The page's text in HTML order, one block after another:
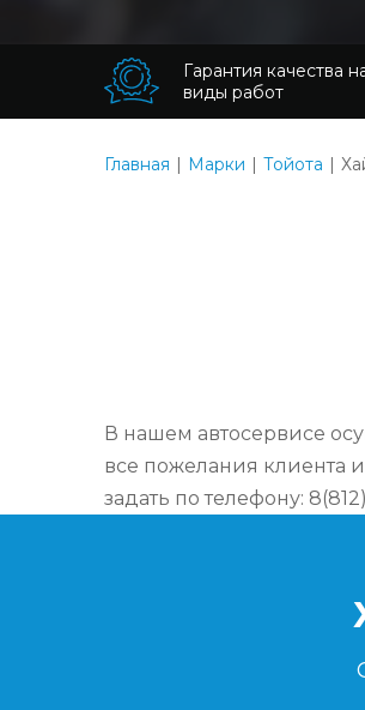
Гарантия качества
виды работ
Главная Марки Тойота
В нашем автосервисе
все пожелания клиента
задать по телефону: